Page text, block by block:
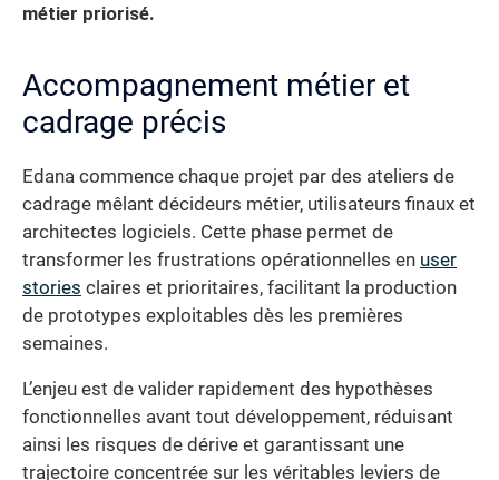
métier priorisé.
Accompagnement métier et
cadrage précis
Edana commence chaque projet par des ateliers de
cadrage mêlant décideurs métier, utilisateurs finaux et
architectes logiciels. Cette phase permet de
transformer les frustrations opérationnelles en user
stories claires et prioritaires, facilitant la production
de prototypes exploitables dès les premières
semaines.
L’enjeu est de valider rapidement des hypothèses
fonctionnelles avant tout développement, réduisant
ainsi les risques de dérive et garantissant une
trajectoire concentrée sur les véritables leviers de